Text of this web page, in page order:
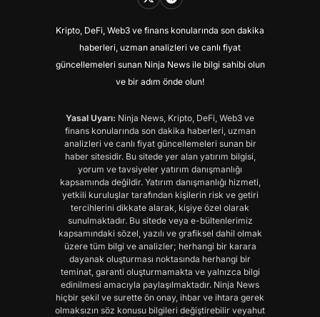
Kripto, DeFi, Web3 ve finans konularında son dakika
haberleri, uzman analizleri ve canlı fiyat
güncellemeleri sunan Ninja News ile bilgi sahibi olun
ve bir adım önde olun!
Yasal Uyarı: Ninja News, Kripto, DeFi, Web3 ve
finans konularında son dakika haberleri, uzman
analizleri ve canlı fiyat güncellemeleri sunan bir
haber sitesidir. Bu sitede yer alan yatırım bilgisi,
yorum ve tavsiyeler yatırım danışmanlığı
kapsamında değildir. Yatırım danışmanlığı hizmeti,
yetkili kuruluşlar tarafından kişilerin risk ve getiri
tercihlerini dikkate alarak, kişiye özel olarak
sunulmaktadır. Bu sitede veya e-bültenlerimiz
kapsamındaki sözel, yazılı ve grafiksel dahil olmak
üzere tüm bilgi ve analizler; herhangi bir karara
dayanak oluşturması noktasında herhangi bir
teminat, garanti oluşturmamakta ve yalnızca bilgi
edinilmesi amacıyla paylaşılmaktadır. Ninja News
hiçbir şekil ve surette ön onay, ihbar ve ihtara gerek
olmaksızın söz konusu bilgileri değiştirebilir veyahut